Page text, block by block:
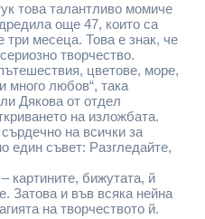
това талантливо момиче
още 47, които са
три месеца. Това е знак, че
творчество.
цветове, море,
много любов“, така
Дякова от отдел
на изложбата.
на всички за
един съвет: Разгледайте,
картините, бижутата, й
Затова и във всяка нейна
на творчеството й.